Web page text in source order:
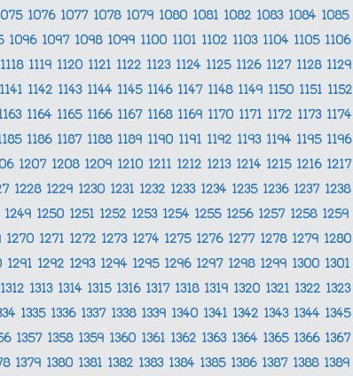
1076 1077 1078 1079 1080 1081 1082 1083 1084 1085
1096 1097 1098 1099 1100 1101 1102 1103 1104 1105 1106
1118 1119 1120 1121 1122 1123 1124 1125 1126 1127 1128 1129
1141 1142 1143 1144 1145 1146 1147 1148 1149 1150 1151 1152
1164 1165 1166 1167 1168 1169 1170 1171 1172 1173 1174
1186 1187 1188 1189 1190 1191 1192 1193 1194 1195 1196
1207 1208 1209 1210 1211 1212 1213 1214 1215 1216 1217
1228 1229 1230 1231 1232 1233 1234 1235 1236 1237 1238
1249 1250 1251 1252 1253 1254 1255 1256 1257 1258 1259
1270 1271 1272 1273 1274 1275 1276 1277 1278 1279 1280
1291 1292 1293 1294 1295 1296 1297 1298 1299 1300 1301
1312 1313 1314 1315 1316 1317 1318 1319 1320 1321 1322 1323
1335 1336 1337 1338 1339 1340 1341 1342 1343 1344 1345
1357 1358 1359 1360 1361 1362 1363 1364 1365 1366 1367
1379 1380 1381 1382 1383 1384 1385 1386 1387 1388 1389